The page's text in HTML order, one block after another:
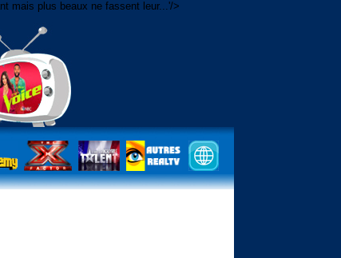
mais plus beaux ne fassent leur...'/>